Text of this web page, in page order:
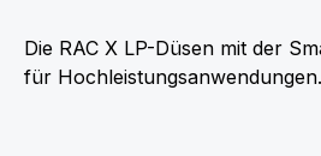
Die RAC X LP-Düsen mit der
für